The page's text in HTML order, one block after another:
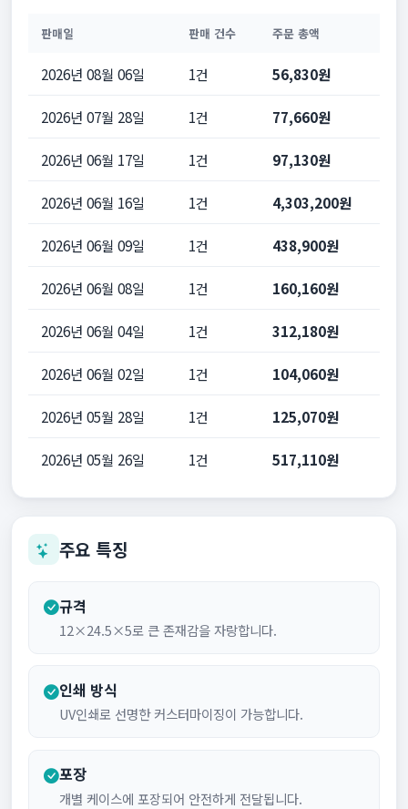
판매일 판매 건수 주문 총액
2026년 08월 06일 1건 56,830원
2026년 07월 28일 1건 77,660원
2026년 06월 17일 1건 97,130원
2026년 06월 16일 1건 4,303,200원
2026년 06월 09일 1건 438,900원
2026년 06월 08일 1건 160,160원
2026년 06월 04일 1건 312,180원
2026년 06월 02일 1건 104,060원
2026년 05월 28일 1건 125,070원
2026년 05월 26일 1건 517,110원
주요 특징
규격
12×24.5×5로 큰 존재감을 자랑합니다.
인쇄 방식
UV인쇄로 선명한 커스터마이징이 가능합니다.
포장
개별 케이스에 포장되어 안전하게 전달됩니다.